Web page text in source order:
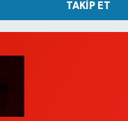
TAKIP ET